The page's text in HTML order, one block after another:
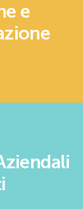
e